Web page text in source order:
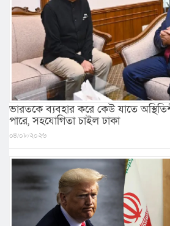
ভারতকে ব্যবহার করে কেউ যাতে
পারে, সহযোগিতা চাইল ঢাকা
০৪/০৮/২০২৬